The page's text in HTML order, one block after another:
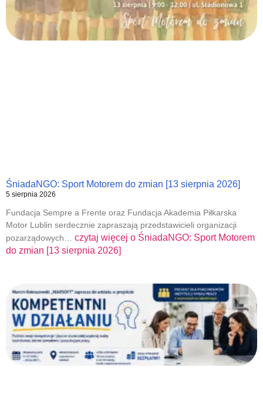
ŚniadaNGO: Sport Motorem do zmian [13 sierpnia 2026]
5 sierpnia 2026
Fundacja Sempre a Frente oraz Fundacja Akademia Piłkarska
Motor Lublin serdecznie zapraszają przedstawicieli organizacji
pozarządowych… czytaj więcej o ŚniadaNGO: Sport Motorem
do zmian [13 sierpnia 2026]